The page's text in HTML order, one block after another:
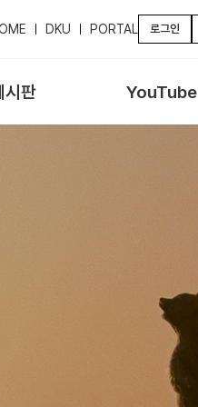
DKU PORTAL 로그인
시판 YouTube